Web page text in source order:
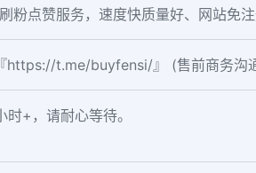
粉点赞服务，速度快质量好、网站免
https://t.me/buyfensi/』 (售前商务沟
+，请耐心等待。